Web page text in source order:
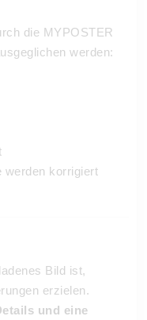
die MYPOSTER
werden:
werden korrigiert
Bild ist,
erzielen.
und eine